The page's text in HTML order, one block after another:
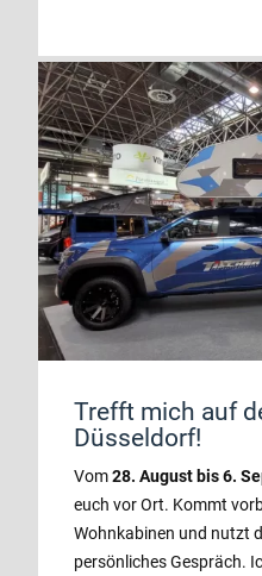
Trefft mich auf
Düsseldorf!
Vom28. August bis 6.
euch vor Ort. Kommt
Wohnkabinen und nutzt
persönliches Gespräch.